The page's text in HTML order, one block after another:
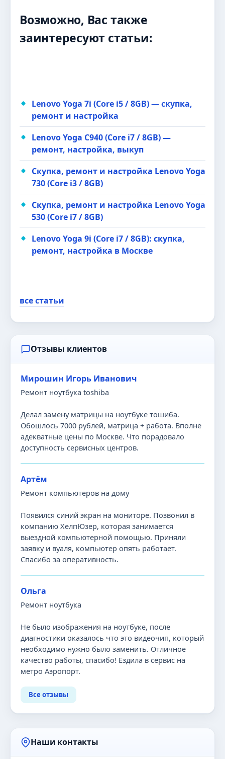
Возможно, Вас также
заинтересуют статьи:
Lenovo Yoga 7i (Core i5 / 8GB) — скупка,
ремонт и настройка
Lenovo Yoga C940 (Core i7 / 8GB) —
ремонт, настройка, выкуп
Скупка, ремонт и настройка Lenovo Yoga
730 (Core i3 / 8GB)
Скупка, ремонт и настройка Lenovo Yoga
530 (Core i7 / 8GB)
Lenovo Yoga 9i (Core i7 / 8GB): скупка,
ремонт, настройка в Москве
все статьи
Отзывы клиентов
Мирошин Игорь Иванович
Ремонт ноутбука toshiba
Делал замену матрицы на ноутбуке тошиба.
Обошлось 7000 рублей, матрица + работа. Вполне
адекватные цены по Москве. Что порадовало
доступность сервисных центров.
Артём
Ремонт компьютеров на дому
Появился синий экран на мониторе. Позвонил в
компанию ХелпЮзер, которая занимается
выездной компьютерной помощью. Приняли
заявку и вуаля, компьютер опять работает.
Спасибо за оперативность.
Ольга
Ремонт ноутбука
Не было изображения на ноутбуке, после
диагностики оказалось что это видеочип, который
необходимо нужно было заменить. Отличное
качество работы, спасибо! Ездила в сервис на
метро Аэропорт.
Все отзывы
Наши контакты